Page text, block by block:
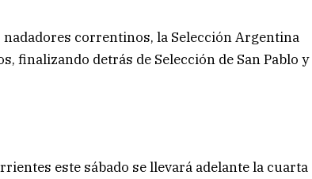
correntinos, la Selección Argentina
finalizando detrás de Selección de San Pablo y
este sábado se llevará adelante la cuarta